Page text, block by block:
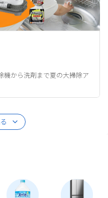
機から洗剤まで夏の大掃除ア